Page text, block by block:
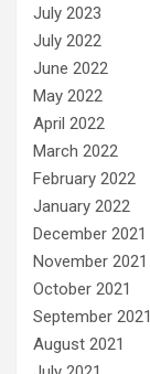
July 2023
July 2022
June 2022
May 2022
April 2022
March 2022
February 2022
January 2022
December 2021
November 2021
October 2021
September 2021
August 2021